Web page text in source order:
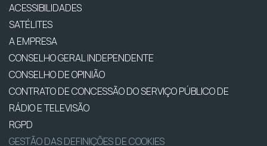
ACESSIBILIDADES
SATÉLITES
A EMPRESA
CONSELHO GERAL INDEPENDENTE
CONSELHO DE OPINIÃO
CONTRATO DE CONCESSÃO DO SERVIÇO PÚBLICO DE
RÁDIO E TELEVISÃO
RGPD
GESTÃO DAS DEFINIÇÕES DE COOKIES